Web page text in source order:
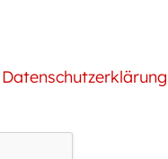
Datenschutzerklärung